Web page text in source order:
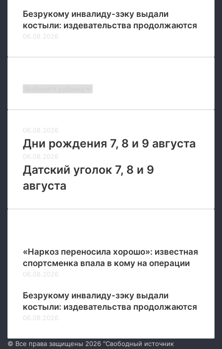
Безрукому инвалиду-зэку выдали
костыли: издевательства продолжаются
06.08.2026
06.08.2026
Дни рождения 7, 8 и 9 августа
06.08.2026
Датский уголок 7, 8 и 9
августа
«Наркоз переносила хорошо»: известная
спортсменка впала в кому на операции
06.08.2026
Безрукому инвалиду-зэку выдали
костыли: издевательства продолжаются
06.08.2026
© Все права защищены 2026 "Свободный источник